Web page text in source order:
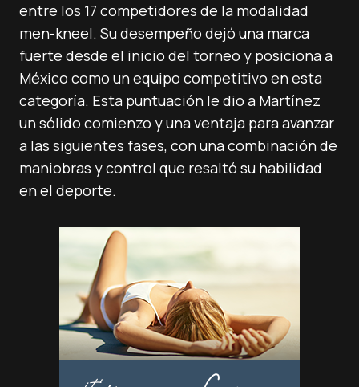
entre los 17 competidores de la modalidad
men-kneel. Su desempeño dejó una marca
fuerte desde el inicio del torneo y posiciona a
México como un equipo competitivo en esta
categoría. Esta puntuación le dio a Martínez
un sólido comienzo y una ventaja para avanzar
a las siguientes fases, con una combinación de
maniobras y control que resaltó su habilidad
en el deporte.